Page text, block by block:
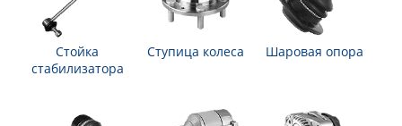
Стойка
стабилизатора
Ступица колеса Шаровая опора